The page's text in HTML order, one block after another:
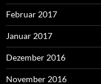
Februar 2017
Januar 2017
Dezember 2016
November 2016